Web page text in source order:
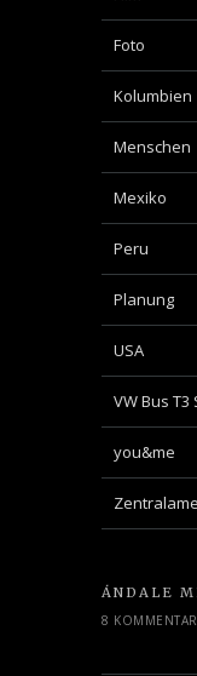
Foto
Kolumbien
Menschen
Mexiko
Peru
Planung
USA
VW Bus T3
you&me
ÁNDALE
8